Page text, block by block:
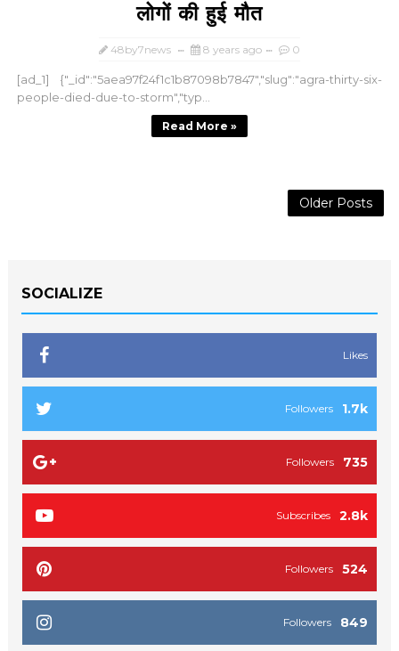
लोगों की हुई मौत
48by7news 8 years ago 0
[ad_1] {"_id":"5aea97f24f1c1b87098b7847","slug":"agra-thirty-six-
people-died-due-to-storm","typ...
Read More »
Older Posts
SOCIALIZE
Likes
1.7k
Followers
735
Followers
2.8k
Subscribes
524
Followers
849
Followers